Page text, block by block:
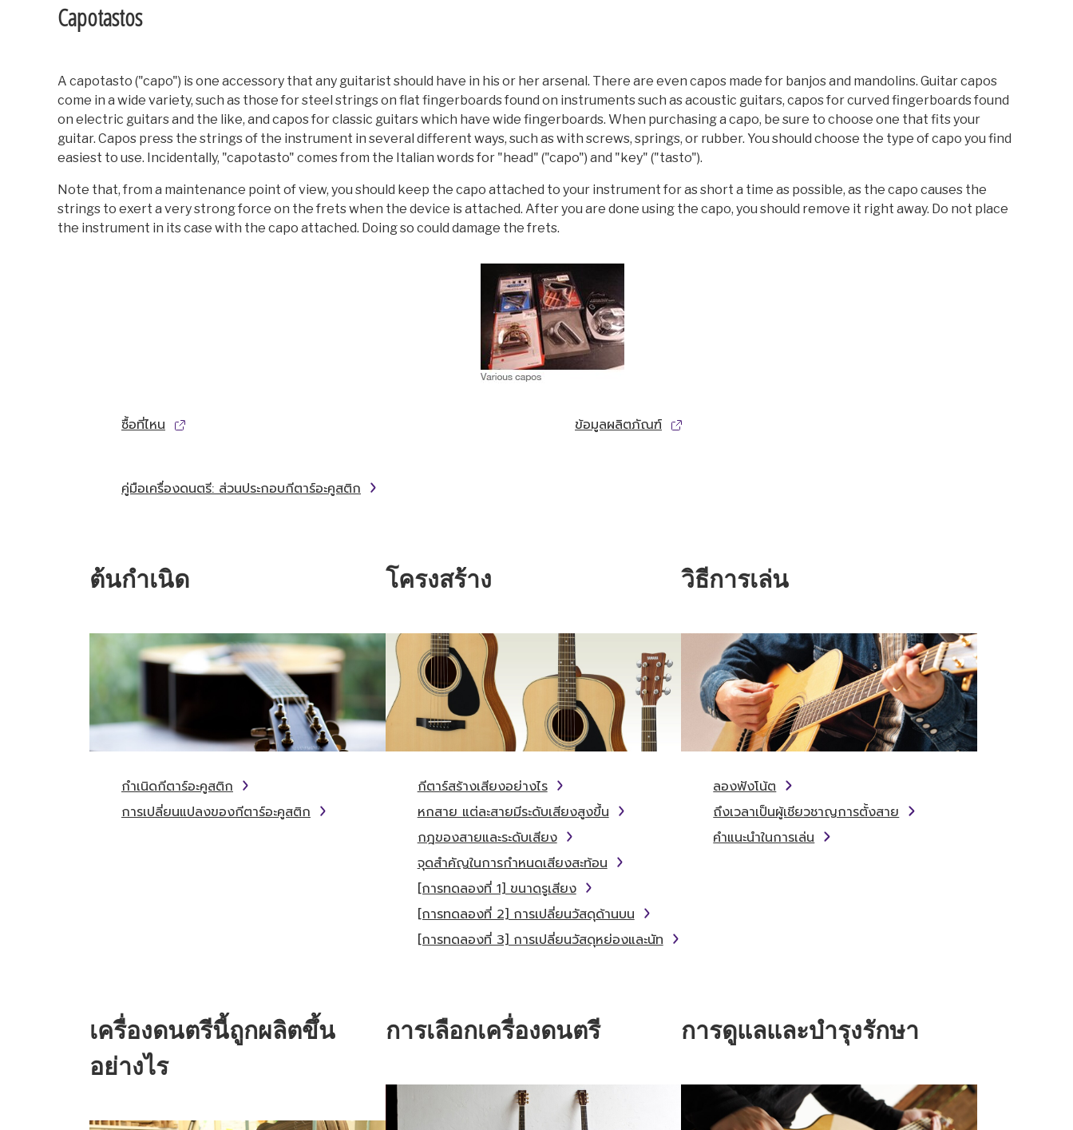
Capotastos
A capotasto ("capo") is one accessory that any guitarist should have in his or her arsenal. There are even capos made for banjos and mandolins. Guitar capos
come in a wide variety, such as those for steel strings on flat fingerboards found on instruments such as acoustic guitars, capos for curved fingerboards found
on electric guitars and the like, and capos for classic guitars which have wide fingerboards. When purchasing a capo, be sure to choose one that fits your
guitar. Capos press the strings of the instrument in several different ways, such as with screws, springs, or rubber. You should choose the type of capo you find
easiest to use. Incidentally, "capotasto" comes from the Italian words for "head" ("capo") and "key" ("tasto").
Note that, from a maintenance point of view, you should keep the capo attached to your instrument for as short a time as possible, as the capo causes the
strings to exert a very strong force on the frets when the device is attached. After you are done using the capo, you should remove it right away. Do not place
the instrument in its case with the capo attached. Doing so could damage the frets.
ซื้อที่ไหน ข้อมูลผลิตภัณฑ์
คู่มือเครื่องดนตรี: ส่วนประกอบกีตาร์อะคูสติก
ต้นกำเนิด
กำเนิดกีตาร์อะคูสติก
การเปลี่ยนแปลงของกีตาร์อะคูสติก
โครงสร้าง
กีตาร์สร้างเสียงอย่างไร
หกสาย แต่ละสายมีระดับเสียงสูงขึ้น
กฎของสายและระดับเสียง
จุดสำคัญในการกำหนดเสียงสะท้อน
[การทดลองที่ 1] ขนาดรูเสียง
[การทดลองที่ 2] การเปลี่ยนวัสดุด้านบน
[การทดลองที่ 3] การเปลี่ยนวัสดุหย่องและนัท
วิธีการเล่น
ลองฟังโน้ต
ถึงเวลาเป็นผู้เชียวชาญการตั้งสาย
คำแนะนำในการเล่น
เครื่องดนตรีนี้ถูกผลิตขึ้น
อย่างไร
การเลือกเครื่องดนตรี การดูแลและบำรุงรักษา